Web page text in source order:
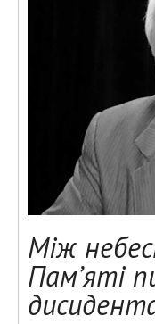
Між
Пам’яті